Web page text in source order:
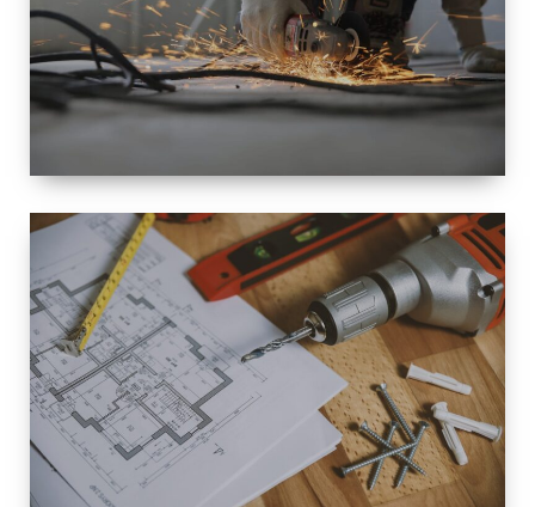
ESPACE
RÉNOVATION
INTÉRIEURE ET
EXTÉRIEURE